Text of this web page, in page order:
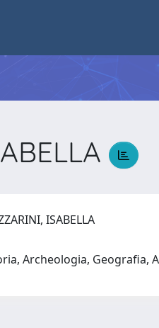
ISABELLA
Archeologia, Geografia,